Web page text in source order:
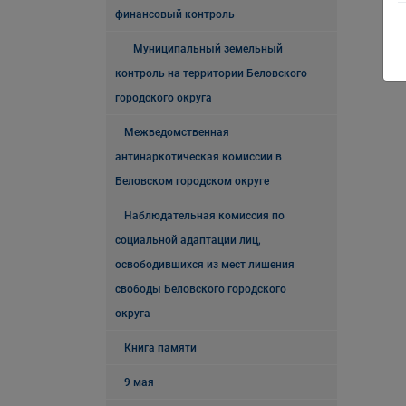
финансовый контроль
Муниципальный земельный
контроль на территории Беловского
городского округа
Межведомственная
антинаркотическая комиссии в
Беловском городском округе
Наблюдательная комиссия по
социальной адаптации лиц,
освободившихся из мест лишения
свободы Беловского городского
округа
Книга памяти
9 мая